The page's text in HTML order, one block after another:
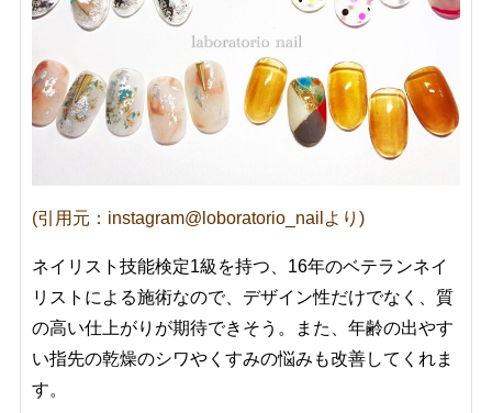
(引用元：instagram@loboratorio_nailより)
ネイリスト技能検定1級を持つ、16年のベテランネイ
リストによる施術なので、デザイン性だけでなく、質
の高い仕上がりが期待できそう。また、年齢の出やす
い指先の乾燥のシワやくすみの悩みも改善してくれま
す。